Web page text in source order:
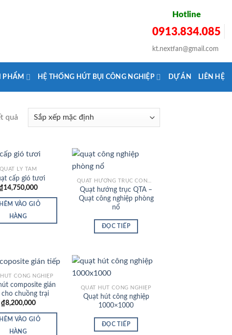
Hotline
0913.834.085
kt.nextfan@gmail.com
PHẨM HỆ THỐNG HÚT BỤI CÔNG NGHIỆP DỰ ÁN LIÊN HỆ
quả
Wishlist
QUẠT LY TÂM
cấp gió tươi
14,750,000
VÀO GIỎ
HÀNG
Add to
Wishlist
Quạt hướng trục QTA –
Quạt công nghiệp phòng
nổ
ĐỌC TIẾP
Wishlist
CÔNG NGHIỆP
composite gián
chuồng trại
₫8,200,000
VÀO GIỎ
HÀNG
Add to
Wishlist
QUẠT HÚT CÔNG NGHIỆP
Quạt hút công nghiệp
1000×1000
ĐỌC TIẾP